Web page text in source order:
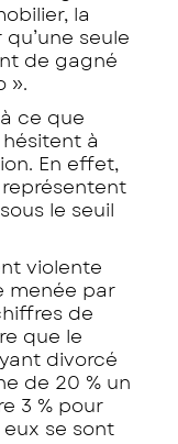
la
seule
de gagné
».
ce que
à
En effet,
le seuil
violente
menée par
de
que le
divorcé
de 20 % un
3 % pour
eux se sont